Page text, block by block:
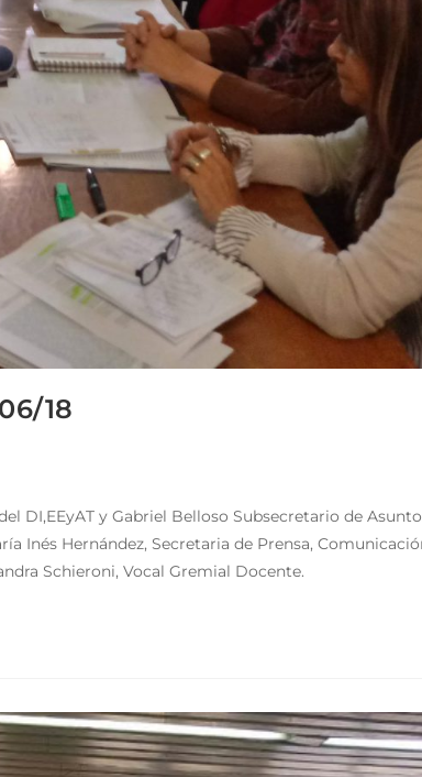
18
DI,EEyAT y Gabriel Belloso Subsecretario de
Inés Hernández, Secretaria de Prensa,
Schieroni, Vocal Gremial Docente.